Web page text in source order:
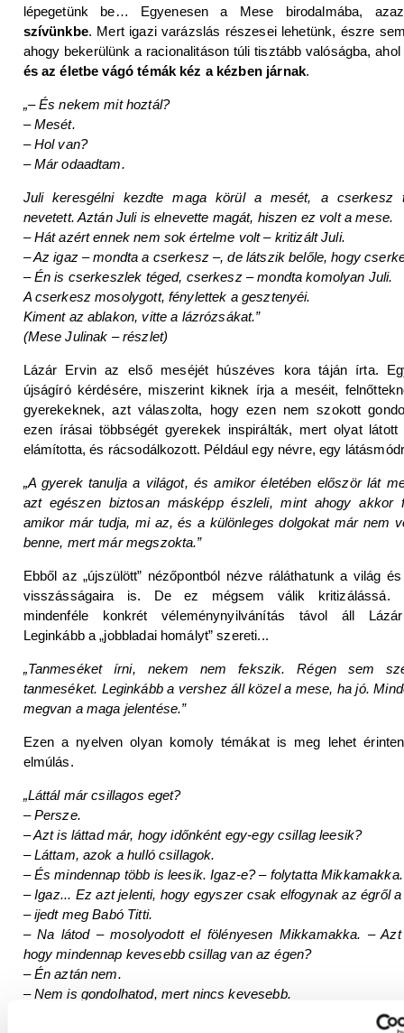
lépegetünk be… Egyenesen a Mese birodalmába,
szívünkbe. Mert igazi varázslás részesei lehetünk, észre
ahogy bekerülünk a racionalitáson túli tisztább valóságba, ahol
és az életbe vágó témák kéz a kézben járnak.
„– És nekem mit hoztál?
– Mesét.
– Hol van?
– Már odaadtam.
Juli keresgélni kezdte maga körül a mesét, a cserkesz
nevetett. Aztán Juli is elnevette magát, hiszen ez volt a mese.
– Hát azért ennek nem sok értelme volt – kritizált Juli.
– Az igaz – mondta a cserkesz –, de látszik belőle, hogy
– Én is cserkeszlek téged, cserkesz – mondta komolyan Juli.
A cserkesz mosolygott, fénylettek a gesztenyéi.
Kiment az ablakon, vitte a lázrózsákat.”
(Mese Julinak – részlet)
Lázár Ervin az első meséjét húszéves kora táján írta.
újságíró kérdésére, miszerint kiknek írja a meséit,
gyerekeknek, azt válaszolta, hogy ezen nem szokott
ezen írásai többségét gyerekek inspirálták, mert olyat látott
elámította, és rácsodálkozott. Például egy névre, egy
„A gyerek tanulja a világot, és amikor életében először lát
azt egészen biztosan másképp észleli, mint ahogy akkor
amikor már tudja, mi az, és a különleges dolgokat már nem
benne, mert már megszokta.”
Ebből az „újszülött” nézőpontból nézve ráláthatunk a világ
visszásságaira is. De ez mégsem válik kritizálássá.
mindenféle konkrét véleménynyilvánítás távol áll
Leginkább a „jobbladai homályt” szereti...
„Tanmeséket írni, nekem nem fekszik. Régen sem
tanmeséket. Leginkább a vershez áll közel a mese, ha jó.
megvan a maga jelentése.”
Ezen a nyelven olyan komoly témákat is meg lehet
elmúlás.
„Láttál már csillagos eget?
– Persze.
– Azt is láttad már, hogy időnként egy-egy csillag leesik?
– Láttam, azok a hulló csillagok.
– És mindennap több is leesik. Igaz-e? – folytatta Mikkamakka.
– Igaz... Ez azt jelenti, hogy egyszer csak elfogynak az égről
– ijedt meg Babó Titti.
– Na látod – mosolyodott el fölényesen Mikkamakka. – Azt
hogy mindennap kevesebb csillag van az égen?
– Én aztán nem.
– Nem is gondolhatod, mert nincs kevesebb.
– Bár nem egészen értem – komorodott el Babó Titti. –